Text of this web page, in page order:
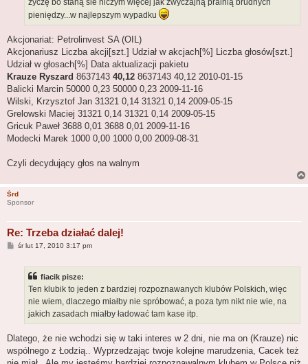
pieniędzy...w najlepszym wypadku
Akcjonariat: Petrolinvest SA (OIL)
Akcjonariusz Liczba akcji[szt.] Udział w akcjach[%] Liczba głosów[szt.]
Udział w głosach[%] Data aktualizacji pakietu
Krauze Ryszard 8637143 40,12 8637143 40,12 2010-01-15
Balicki Marcin 50000 0,23 50000 0,23 2009-11-16
Wilski, Krzysztof Jan 31321 0,14 31321 0,14 2009-05-15
Grelowski Maciej 31321 0,14 31321 0,14 2009-05-15
Gricuk Paweł 3688 0,01 3688 0,01 2009-11-16
Modecki Marek 1000 0,00 1000 0,00 2009-08-31
Czyli decydujący głos na walnym
Śrd
Sponsor
Re: Trzeba działać dalej!
Pśr lut 17, 2010 3:17 pm
fiacik pisze:
Ten klubik to jeden z bardziej rozpoznawanych klubów Polskich, więc
nie wiem, dlaczego miałby nie spróbować, a poza tym nikt nie wie, na
jakich zasadach miałby ładować tam kase itp.
Dlatego, że nie wchodzi się w taki interes w 2 dni, nie ma on (Krauze) nic
wspólnego z Łodzią.. Wyprzedzając twoje kolejne marudzenia, Cacek też